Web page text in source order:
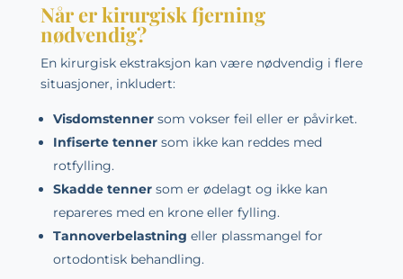
Når er kirurgisk fjerning
nødvendig?
En kirurgisk ekstraksjon kan være nødvendig i flere
situasjoner, inkludert:
Visdomstennersom vokser feil eller er påvirket.
Infiserte tennersom ikke kan reddes med
rotfylling.
Skadde tennersom er ødelagt og ikke kan
repareres med en krone eller fylling.
Tannoverbelastning eller plassmangel for
ortodontisk behandling.